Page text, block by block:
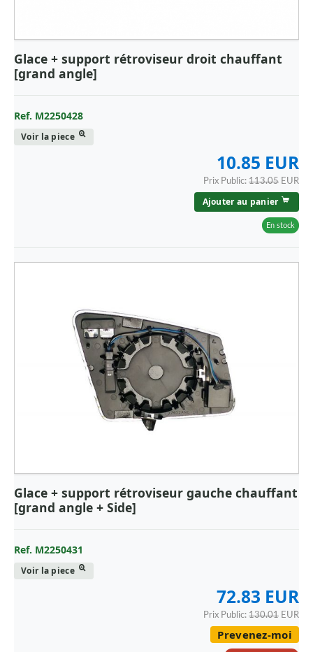
Glace + support rétroviseur droit chauffant
[grand angle]
Ref. M2250428
Voir la piece
10.85 EUR
Prix Public: 113.05 EUR
Ajouter au panier
En stock
Glace + support rétroviseur gauche chauffant
[grand angle + Side]
Ref. M2250431
Voir la piece
72.83 EUR
Prix Public: 130.01 EUR
Prevenez-moi